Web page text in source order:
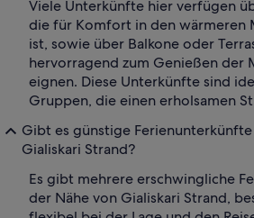
Viele Unterkünfte hier verfügen
die für Komfort in den wärmeren
ist, sowie über Balkone oder
hervorragend zum Genießen der
eignen. Diese Unterkünfte sind
Gruppen, die einen erholsamen
Gibt es günstige
Gialiskari Strand?
Es gibt mehrere erschwingliche
der Nähe von Gialiskari Strand,